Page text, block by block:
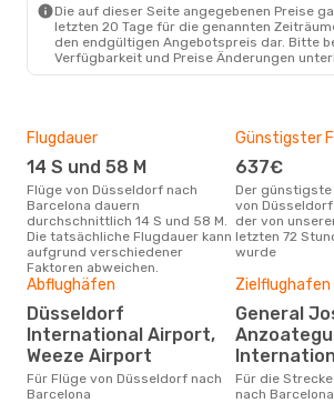
Die auf dieser Seite angegebenen Preise
letzten 20 Tage für die genannten
den endgültigen Angebotspreis dar. Bitte
Verfügbarkeit und Preise Änderungen
Flugdauer
14 S und 58 M
Flüge von Düsseldorf nach
Barcelona dauern
durchschnittlich 14 S und 58 M.
Die tatsächliche Flugdauer kann
aufgrund verschiedener
Faktoren abweichen.
Günstigster
637€
Der günstigste einfache Flug
von
der von
letzten 72
wurde
Abflughäfen
Düsseldorf
International Airport,
Weeze Airport
Für Flüge von Düsseldorf nach
Barcelona
Zielflughafen
General José Antonio
Für die Strecke von Düsseldorf
nach Barcelona